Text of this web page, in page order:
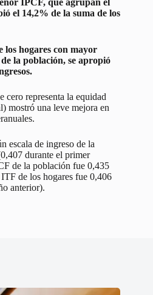
el 14,2% de la suma de los
los hogares con mayor
la población, se apropió
cero representa la equidad
mostró una leve mejora en
escala de ingreso de la
durante el primer
de la población fue 0,435
de los hogares fue 0,406
anterior).